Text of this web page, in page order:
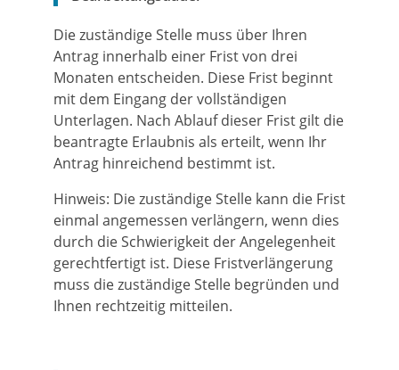
Die zuständige Stelle muss über Ihren
Antrag innerhalb einer Frist von drei
Monaten entscheiden. Diese Frist beginnt
mit dem Eingang der vollständigen
Unterlagen. Nach Ablauf dieser Frist gilt die
beantragte Erlaubnis als erteilt, wenn Ihr
Antrag hinreichend bestimmt ist.
Hinweis: Die zuständige Stelle kann die Frist
einmal angemessen verlängern, wenn dies
durch die Schwierigkeit der Angelegenheit
gerechtfertigt ist. Diese Fristverlängerung
muss die zuständige Stelle begründen und
Ihnen rechtzeitig mitteilen.